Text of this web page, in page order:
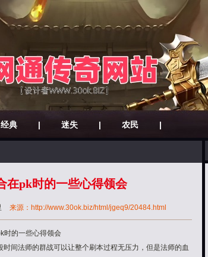
经典 | 迷失 | 农民 |
在pk时的一些心得领会
来源：http://www.30ok.biz/html/jgeq9/20484.html
时的一些心得领会
间法师的群战可以让整个刷本过程无压力，但是法师的血